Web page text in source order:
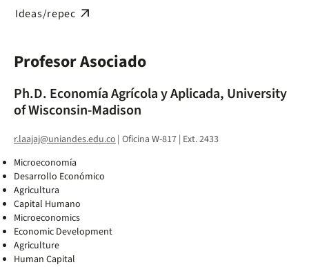
Ideas/repec arrow_outward
Profesor Asociado
Ph.D. Economía Agrícola y Aplicada, University
of Wisconsin-Madison
r.laajaj@uniandes.edu.co| Oficina W-817 | Ext. 2433
Microeconomía
Desarrollo Económico
Agricultura
Capital Humano
Microeconomics
Economic Development
Agriculture
Human Capital